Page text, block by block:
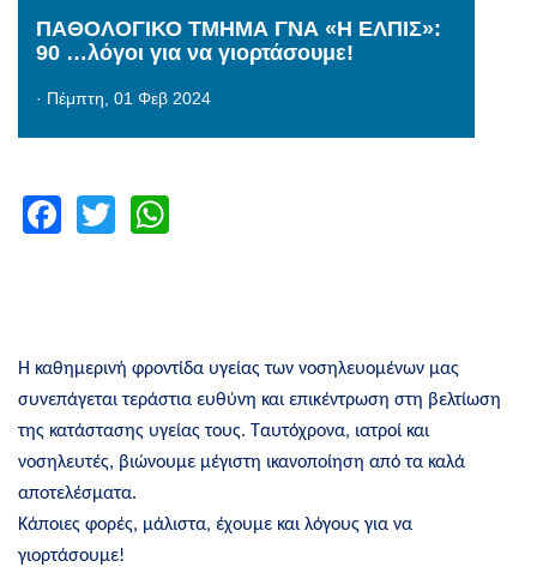
ΠΑΘΟΛΟΓΙΚΟ ΤΜΗΜΑ ΓΝΑ «Η ΕΛΠΙΣ»:
90 …λόγοι για να γιορτάσουμε!
· Πέμπτη, 01 Φεβ 2024
Facebook
Twitter
Η καθημερινή φροντίδα υγείας των νοσηλευομένων μας
συνεπάγεται τεράστια ευθύνη και επικέντρωση στη βελτίωση
της κατάστασης υγείας τους. Ταυτόχρονα, ιατροί και
νοσηλευτές, βιώνουμε μέγιστη ικανοποίηση από τα καλά
αποτελέσματα.
Κάποιες φορές, μάλιστα, έχουμε και λόγους για να
γιορτάσουμε!